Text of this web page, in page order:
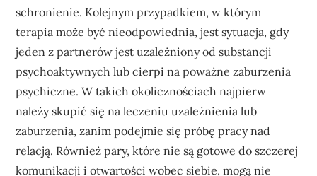
schronienie. Kolejnym przypadkiem, w którym
terapia może być nieodpowiednia, jest sytuacja, gdy
jeden z partnerów jest uzależniony od substancji
psychoaktywnych lub cierpi na poważne zaburzenia
psychiczne. W takich okolicznościach najpierw
należy skupić się na leczeniu uzależnienia lub
zaburzenia, zanim podejmie się próbę pracy nad
relacją. Również pary, które nie są gotowe do szczerej
komunikacji i otwartości wobec siebie, mogą nie